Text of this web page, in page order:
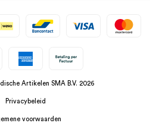
Artikelen SMA B.V. 2026
Privacybeleid
voorwaarden